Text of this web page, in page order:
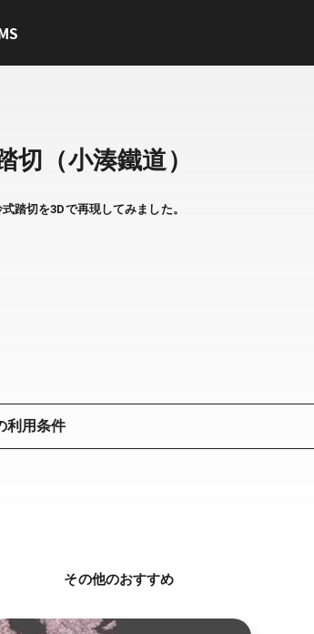
切（小湊鐵道）
踏切を3Dで再現してみました。
利用条件
その他のおすすめ